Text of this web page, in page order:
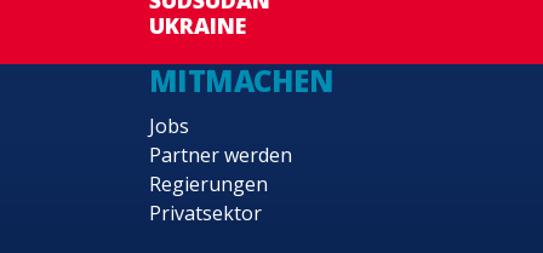
UKRAINE
MITMACHEN
Jobs
Partner werden
Regierungen
Privatsektor